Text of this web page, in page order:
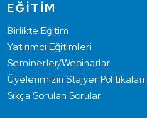
EĞİTİM
Birlikte Eğitim
Yatırımcı Eğitimleri
Seminerler/Webinarlar
Üyelerimizin Stajyer Politikaları
Sıkça Sorulan Sorular